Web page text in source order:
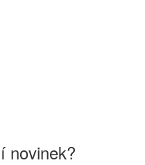
novinek?